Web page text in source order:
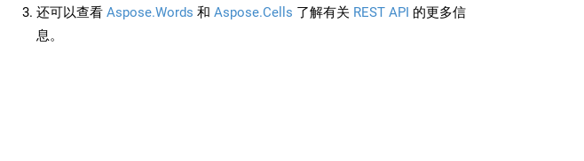
还可以查看 Aspose.Words 和 Aspose.Cells 了解有关 REST API 的更多信
息。